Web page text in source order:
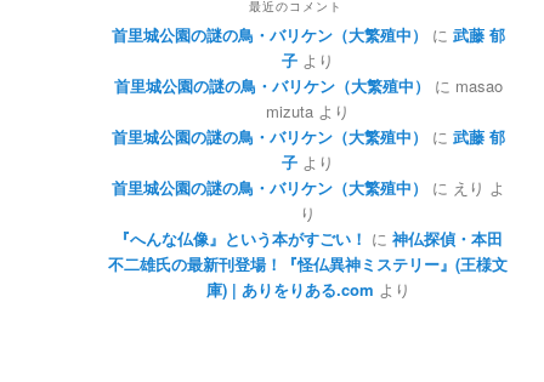
最近のコメント
首里城公園の謎の鳥・バリケン（大繁殖中） に 武藤 郁
子 より
首里城公園の謎の鳥・バリケン（大繁殖中）
に masao
mizuta より
首里城公園の謎の鳥・バリケン（大繁殖中）
に 武藤 郁
子 より
首里城公園の謎の鳥・バリケン（大繁殖中）
に えり よ
り
『へんな仏像』という本がすごい！ に 神仏探偵・本田
不二雄氏の最新刊登場！『怪仏異神ミステリー』(王様文
庫) | ありをりある.com より